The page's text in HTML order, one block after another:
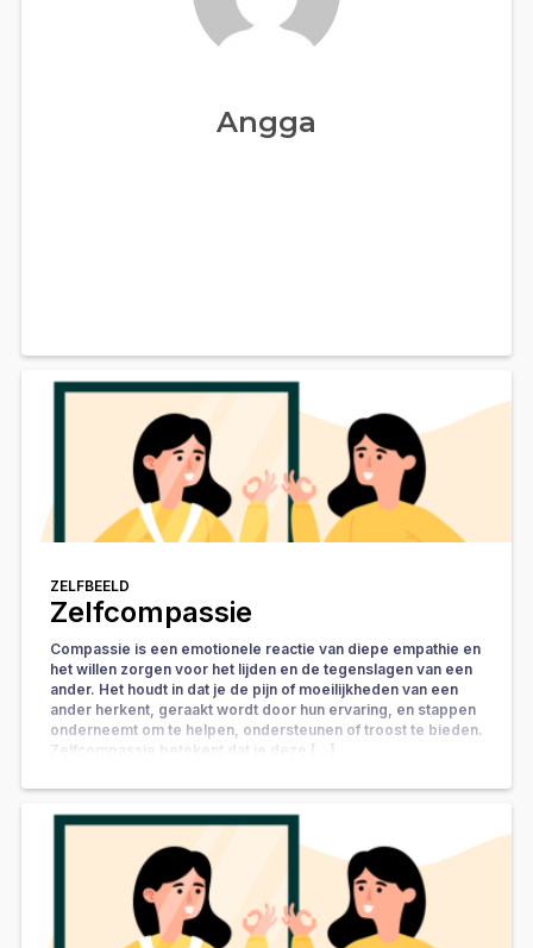
Angga
ZELFBEELD
Zelfcompassie
Compassie is een emotionele reactie van diepe empathie en
het willen zorgen voor het lijden en de tegenslagen van een
ander. Het houdt in dat je de pijn of moeilijkheden van een
ander herkent, geraakt wordt door hun ervaring, en stappen
onderneemt om te helpen, ondersteunen of troost te bieden.
Zelfcompassie betekent dat je deze […]